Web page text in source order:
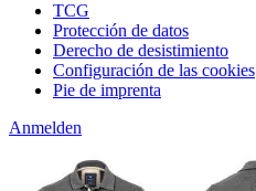
TCG
Protección de datos
Derecho de desistimiento
Configuración de las cookies
Pie de imprenta
Anmelden